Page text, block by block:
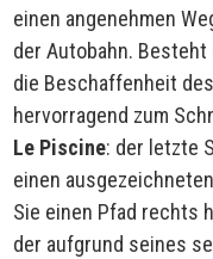
einen angenehmen
der Autobahn.
die Beschaffenheit
hervorragend zum
Le Piscine: der letzte
einen
Sie einen Pfad rechts
der aufgrund seines